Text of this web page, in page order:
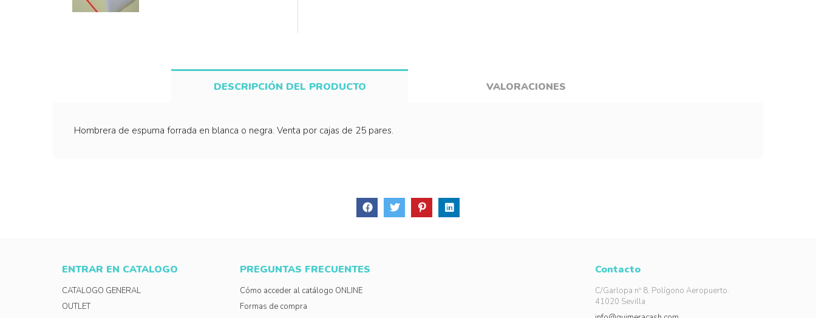
DESCRIPCIÓN DEL PRODUCTO VALORACIONES
Hombrera de espuma forrada en blanca o negra. Venta por cajas de 25 pares.
ENTRAR EN CATALOGO
CATALOGO GENERAL
OUTLET
PREGUNTAS FRECUENTES
Cómo acceder al catálogo ONLINE
Formas de compra
Contacto
C/Garlopa nº 8. Polígono Aeropuerto.
41020 Sevilla